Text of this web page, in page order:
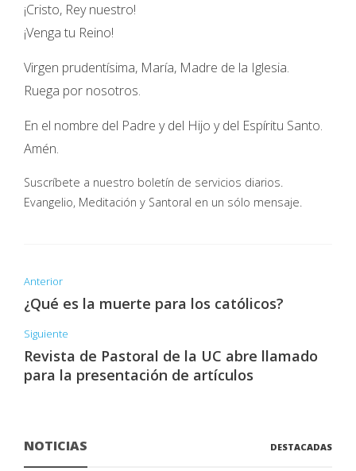
¡Cristo, Rey nuestro!
¡Venga tu Reino!
Virgen prudentísima, María, Madre de la Iglesia.
Ruega por nosotros.
En el nombre del Padre y del Hijo y del Espíritu Santo.
Amén.
Suscríbete a nuestro boletín de servicios diarios.
Evangelio, Meditación y Santoral en un sólo mensaje.
Anterior
¿Qué es la muerte para los católicos?
Siguiente
Revista de Pastoral de la UC abre llamado
para la presentación de artículos
NOTICIAS DESTACADAS